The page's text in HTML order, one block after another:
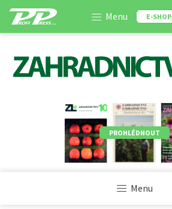
Menu E-SHOP
PROHLÉDNOUT
Menu